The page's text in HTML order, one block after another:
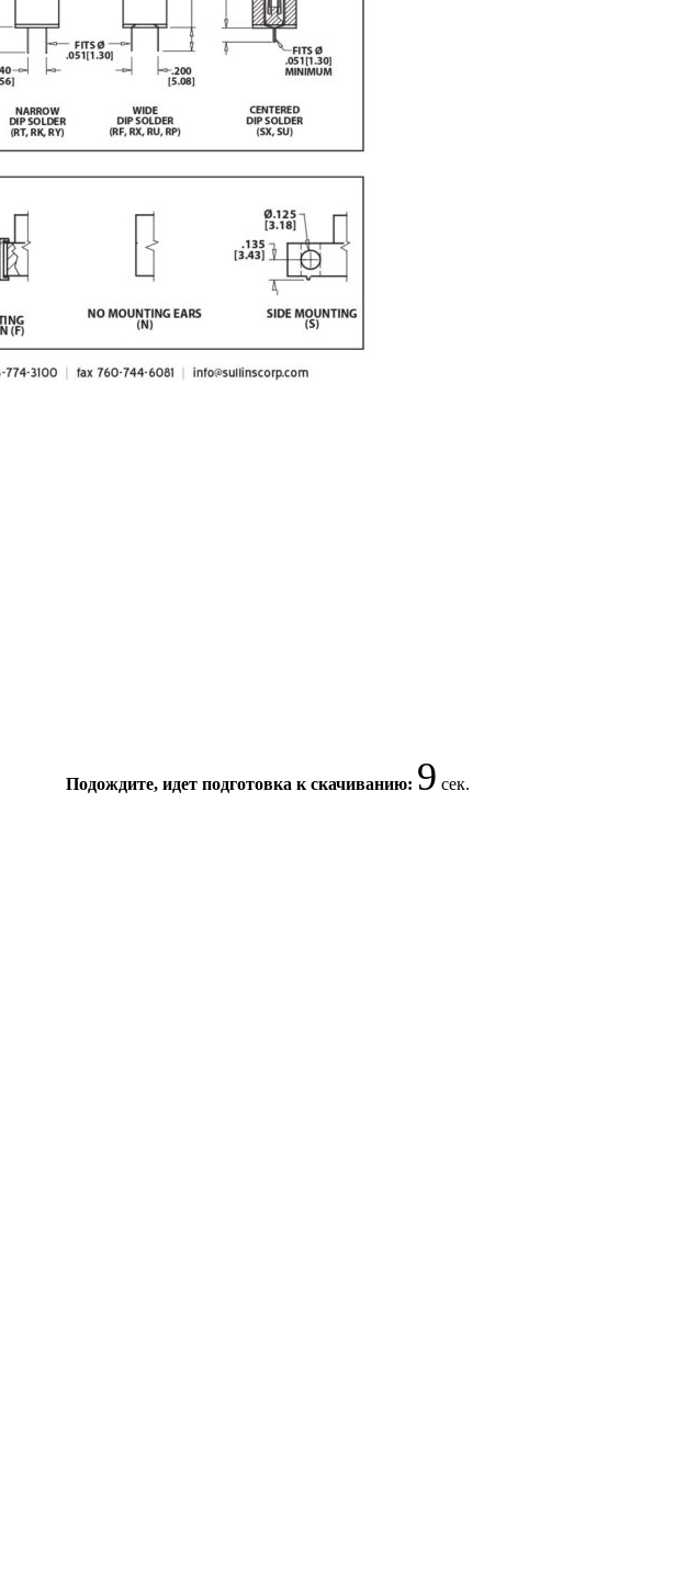
Подождите, идет подготовка к скачиванию: 9 сек.